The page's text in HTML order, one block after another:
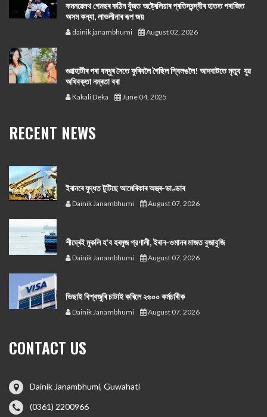
কমনৱেলথ গেমছৰ কঠিন যুঁজত অষ্ট্ৰেলিয়াৰ প্ৰতিদ্বন্দ্বীৰ হাতত পৰাজিত
অসম কন্যা, লাভলীনাৰ ৰূপ জয়
dainik janambhumi August 02, 2026
গুৱাহাটীৰ পৰা বন্ধুৰ সৈতে ফুৰিবলৈ গৈছিল শ্বিলঙলৈ! আদবাটতে মৃত্যু যুৱ
অধিবক্তা নম্ৰতা বৰা
Kakali Deka June 04, 2025
RECENT NEWS
ইৰানৰে যুদ্ধত টুটিছে আমেৰিকাৰ অস্ত্ৰ-ভাণ্ডাৰ
Dainik Janambhumi August 07, 2026
শীঘ্ৰেই মুকলি হ'ব হৰমুজ প্রণালী, ইৰান-ওমানৰ মাজত বুজাবুজি
Dainik Janambhumi August 07, 2026
ভিছাই বিশ্বজুৰি চাটাই কৰিলে ২৬০০ কৰ্মচাৰীক
Dainik Janambhumi August 07, 2026
CONTACT US
Dainik Janambhumi, Guwahati
(0361) 2200966